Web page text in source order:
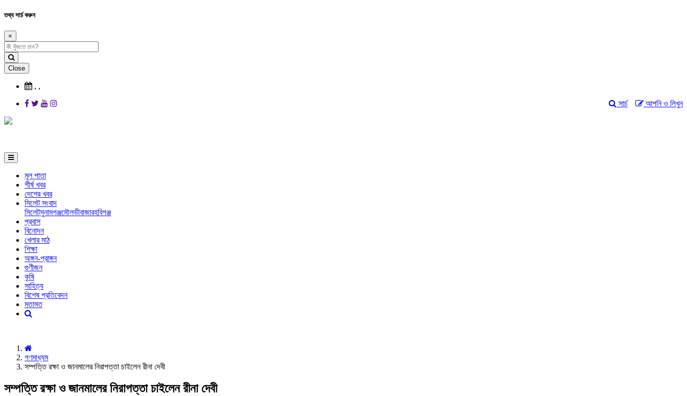
তথ্য সার্চ করুন
×
Close
, ,
আপনি ও লিখুন
সার্চ
মূল পাতা
শীর্ষ খবর
দেশের খবর
সিলেট সংবাদ
সিলেটসুনামগঞ্জমৌলভীবাজারহবিগঞ্জ
প্রবাস
বিনোদন
খেলার মাঠ
শিক্ষা
অঙ্গন-প্রাঙ্গন
গুণীজন
কৃষি
সাহিত্য
বিশেষ প্রতিবেদন
মতামত
গণমাধ্যম
সম্পত্তি রক্ষা ও জানমালের নিরাপত্তা চাইলেন রীনা দেবী
সম্পত্তি রক্ষা ও জানমালের নিরাপত্তা চাইলেন রীনা দেবী